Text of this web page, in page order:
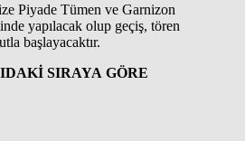
Piyade Tümen ve Garnizon
yapılacak olup geçiş, tören
başlayacaktır.
SIRAYA GÖRE